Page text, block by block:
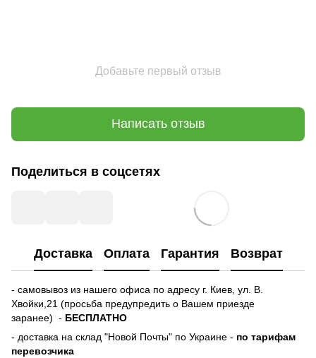
Добавьте первый отзыв
Написать отзыв
Поделиться в соцсетях
Доставка Оплата Гарантия Возврат
- самовывоз из нашего офиса по адресу г. Киев, ул. В.
Хвойки,21 (просьба предупредить о Вашем приезде
заранее) - БЕСПЛАТНО
- доставка на склад "Новой Почты" по Украине - по тарифам
перевозчика